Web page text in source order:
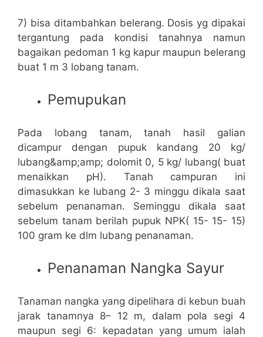
7) bisa ditambahkan belerang. Dosis yg dipakai
tergantung pada kondisi tanahnya namun
bagaikan pedoman 1 kg kapur maupun belerang
buat 1 m 3 lobang tanam.
Pemupukan
Pada lobang tanam, tanah hasil galian
dicampur dengan pupuk kandang 20 kg/
lubang&amp;amp; dolomit 0, 5 kg/ lubang( buat
menaikkan pH). Tanah campuran ini
dimasukkan ke lubang 2- 3 minggu dikala saat
sebelum penanaman. Seminggu dikala saat
sebelum tanam berilah pupuk NPK( 15- 15- 15)
100 gram ke dlm lubang penanaman.
Penanaman Nangka Sayur
Tanaman nangka yang dipelihara di kebun buah
jarak tanamnya 8– 12 m, dalam pola segi 4
maupun segi 6: kepadatan yang umum ialah